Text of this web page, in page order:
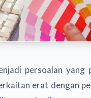
persoalan yang
erat dengan